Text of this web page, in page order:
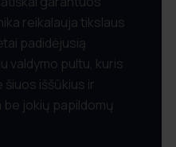
reikalauja tikslaus
padidėjusią
valdymo pultu, kuris
šiuos iššūkius ir
jokių papildomų